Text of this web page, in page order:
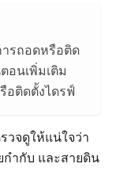
รถอดหรือติด
อนเพิ่มเติม
ติดตั้งไดรฟ์
วจดูให้แน่ใจว่า
ำกับ และสายดิน